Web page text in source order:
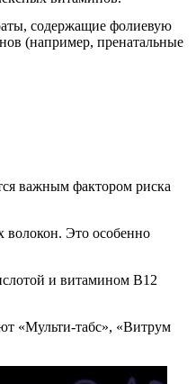
содержащие фолиевую
(например, пренатальные
важным фактором риска
волокон. Это особенно
и витамином B12
«Мульти-табс», «Витрум